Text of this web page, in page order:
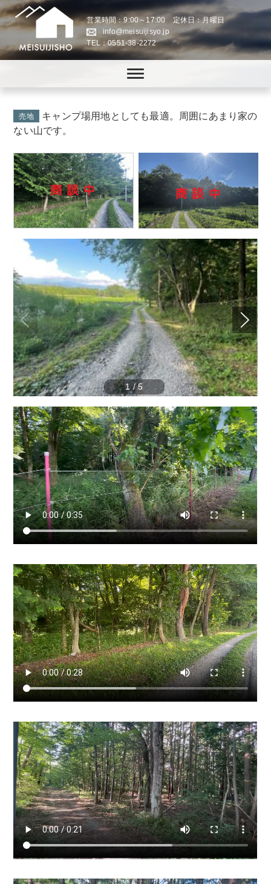
株式会社名水地所│八ヶ岳
の「田舎暮らし」・「スロ
ーライフの実現」をお手伝
い
八ヶ岳の「田舎暮らし」・「スローライフの実現」をお手伝いします。
営業時間：9:00～17:00 定休日：月曜日
info@meisuijisyo.jp
TEL：0551-38-2272
売地
キャンプ場用地としても最適。周囲にあまり家の
ない山です。
1/5